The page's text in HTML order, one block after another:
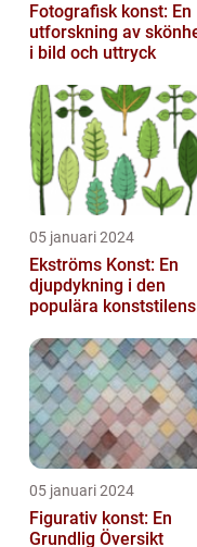
Fotografisk konst: En
utforskning av
i bild och uttryck
05 januari 2024
Ekströms Konst: En
djupdykning i den
populära konststilens
05 januari 2024
Figurativ konst: En
Grundlig Översikt